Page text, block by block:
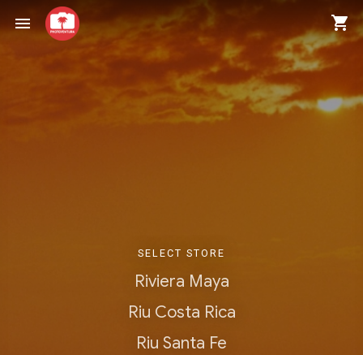
menu shopping_cart
SELECT STORE
Riviera Maya
Riu Costa Rica
Riu Santa Fe